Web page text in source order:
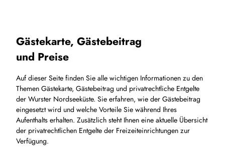
Gästekarte, Gästebeitrag
und Preise
Auf dieser Seite finden Sie alle wichtigen Informationen zu den
Themen Gästekarte, Gästebeitrag und privatrechtliche Entgelte
der Wurster Nordseeküste. Sie erfahren, wie der Gästebeitrag
eingesetzt wird und welche Vorteile Sie während Ihres
Aufenthalts erhalten. Zusätzlich steht Ihnen eine aktuelle Übersicht
der privatrechtlichen Entgelte der Freizeiteinrichtungen zur
Verfügung.